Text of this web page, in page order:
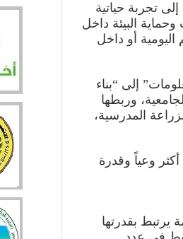
تجربة حياتية
البيئة داخل
اليومية أو داخل
إلى “بناء
وربطها
المدرسية،
وعياً وقدرة
يرتبط بقدرتها